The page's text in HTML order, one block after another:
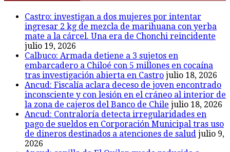
Castro: investigan a dos mujeres por intentar
ingresar 2 kg de mezcla de marihuana con yerba
mate a la cárcel. Una era de Chonchi reincidente
julio 19, 2026
Calbuco: Armada detiene a 3 sujetos en
embarcadero a Chiloé con 5 millones en cocaína
tras investigación abierta en Castro julio 18, 2026
Ancud: Fiscalía aclara deceso de joven encontrado
inconsciente y con lesión en el cráneo al interior de
la zona de cajeros del Banco de Chile julio 18, 2026
Ancud: Contraloría detecta irregularidades en
pago de sueldos en Corporación Municipal tras uso
de dineros destinados a atenciones de salud julio 9,
2026